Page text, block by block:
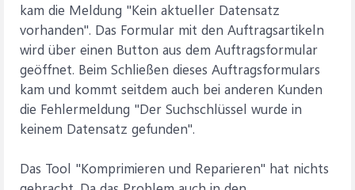
kam die Meldung "Kein aktueller Datensatz
vorhanden". Das Formular mit den Auftragsartikeln
wird über einen Button aus dem Auftragsformular
geöffnet. Beim Schließen dieses Auftragsformulars
kam und kommt seitdem auch bei anderen Kunden
die Fehlermeldung "Der Suchschlüssel wurde in
keinem Datensatz gefunden".
Das Tool "Komprimieren und Reparieren" hat nichts